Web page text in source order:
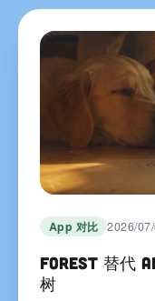
App 对比 2026/
Forest 替代
树